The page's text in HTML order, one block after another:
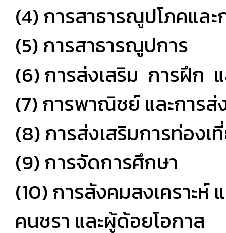
(4) การสาธารณูปโภคแล
(5) การสาธารณูปการ
(6) การส่งเสริม การฝึก
(7) การพาณิชย์ และการส่
(8) การส่งเสริมการท่องเ
(9) การจัดการศึกษา
(10) การสังคมสงเคราะ
คนชรา และผู้ด้อยโอกาส